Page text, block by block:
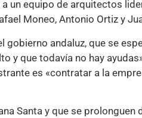
un equipo de arquitectos
Moneo, Antonio Ortiz y
andaluz, que se
y que todavía no hay
es «contratar a la
Santa y que se prolonguen